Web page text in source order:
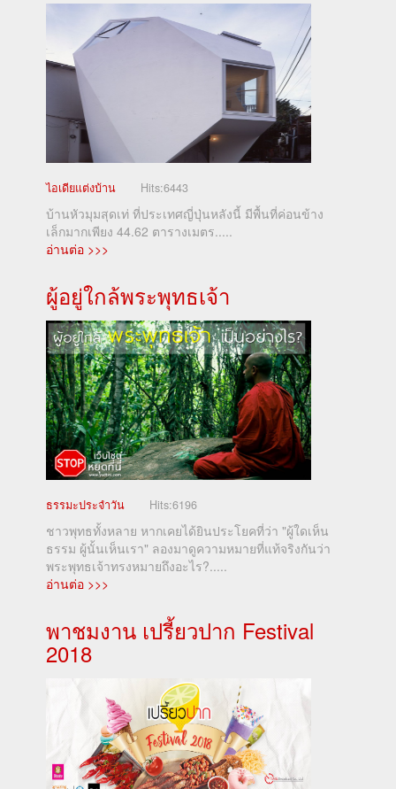
ไอเดียแต่งบ้าน Hits:6443
บ้านหัวมุมสุดเท่ ที่ประเทศญี่ปุ่นหลังนี้ มีพื้นที่ค่อนข้าง
เล็กมากเพียง 44.62 ตารางเมตร.....
อ่านต่อ >>>
ผู้อยู่ใกล้พระพุทธเจ้า
ธรรมะประจำวัน Hits:6196
ชาวพุทธทั้งหลาย หากเคยได้ยินประโยคที่ว่า "ผู้ใดเห็น
ธรรม ผู้นั้นเห็นเรา" ลองมาดูความหมายที่แท้จริงกันว่า
พระพุทธเจ้าทรงหมายถึงอะไร?.....
อ่านต่อ >>>
พาชมงาน เปรี้ยวปาก Festival
2018